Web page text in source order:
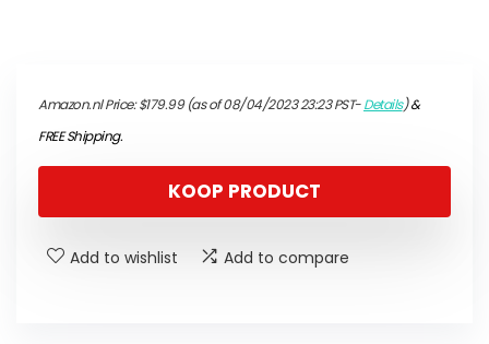
Amazon.nl Price:$179.99(as of 08/04/2023 23:23 PST-Details)&
FREE Shipping.
KOOP PRODUCT
Add to wishlist Add to compare